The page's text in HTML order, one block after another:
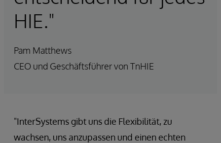
HIE."
Pam Matthews
CEO und Geschäftsführer von TnHIE
"InterSystems gibt uns die Flexibilität, zu
wachsen, uns anzupassen und einen echten